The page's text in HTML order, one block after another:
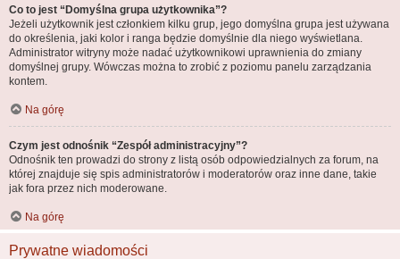
Co to jest “Domyślna grupa użytkownika”?
Jeżeli użytkownik jest członkiem kilku grup, jego domyślna grupa jest używana
do określenia, jaki kolor i ranga będzie domyślnie dla niego wyświetlana.
Administrator witryny może nadać użytkownikowi uprawnienia do zmiany
domyślnej grupy. Wówczas można to zrobić z poziomu panelu zarządzania
kontem.
Na górę
Czym jest odnośnik “Zespół administracyjny”?
Odnośnik ten prowadzi do strony z listą osób odpowiedzialnych za forum, na
której znajduje się spis administratorów i moderatorów oraz inne dane, takie
jak fora przez nich moderowane.
Na górę
Prywatne wiadomości